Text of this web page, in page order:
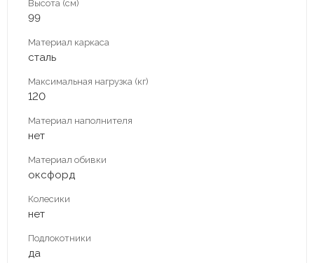
Высота (см)
99
Материал каркаса
сталь
Максимальная нагрузка (кг)
120
Материал наполнителя
нет
Материал обивки
оксфорд
Колесики
нет
Подлокотники
да